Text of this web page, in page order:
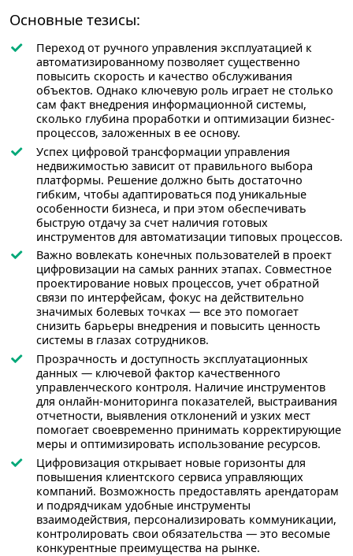
Основные тезисы:
Переход от ручного управления эксплуатацией к
автоматизированному позволяет существенно
повысить скорость и качество обслуживания
объектов. Однако ключевую роль играет не столько
сам факт внедрения информационной системы,
сколько глубина проработки и оптимизации бизнес-
процессов, заложенных в ее основу.
Успех цифровой трансформации управления
недвижимостью зависит от правильного выбора
платформы. Решение должно быть достаточно
гибким, чтобы адаптироваться под уникальные
особенности бизнеса, и при этом обеспечивать
быструю отдачу за счет наличия готовых
инструментов для автоматизации типовых процессов.
Важно вовлекать конечных пользователей в проект
цифровизации на самых ранних этапах. Совместное
проектирование новых процессов, учет обратной
связи по интерфейсам, фокус на действительно
значимых болевых точках — все это помогает
снизить барьеры внедрения и повысить ценность
системы в глазах сотрудников.
Прозрачность и доступность эксплуатационных
данных — ключевой фактор качественного
управленческого контроля. Наличие инструментов
для онлайн-мониторинга показателей, выстраивания
отчетности, выявления отклонений и узких мест
помогает своевременно принимать корректирующие
меры и оптимизировать использование ресурсов.
Цифровизация открывает новые горизонты для
повышения клиентского сервиса управляющих
компаний. Возможность предоставлять арендаторам
и подрядчикам удобные инструменты
взаимодействия, персонализировать коммуникации,
контролировать свои обязательства — это весомые
конкурентные преимущества на рынке.